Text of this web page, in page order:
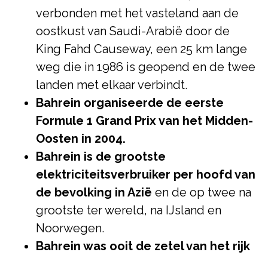
verbonden met het vasteland aan de
oostkust van Saudi-Arabië door de
King Fahd Causeway, een 25 km lange
weg die in 1986 is geopend en de twee
landen met elkaar verbindt.
Bahrein organiseerde de eerste
Formule 1 Grand Prix van het Midden-
Oosten in 2004.
Bahrein is de grootste
elektriciteitsverbruiker per hoofd van
de bevolking in Azië en de op twee na
grootste ter wereld, na IJsland en
Noorwegen.
Bahrein was ooit de zetel van het rijk